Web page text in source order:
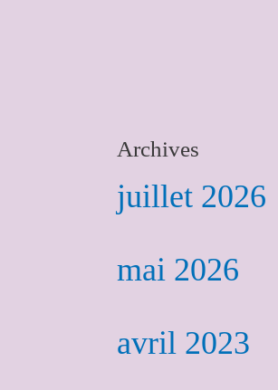
Archives
juillet 2026
mai 2026
avril 2023